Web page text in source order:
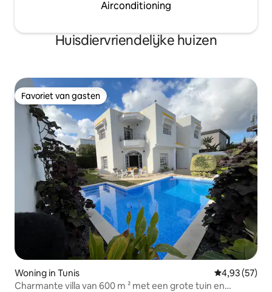
Airconditioning
Huisdiervriendelijke huizen
Favoriet van gasten
Favoriet van gasten
Woning in Tunis Gemiddelde
4,93 (57)
Charmante villa van 600 m ² met een grote tuin en